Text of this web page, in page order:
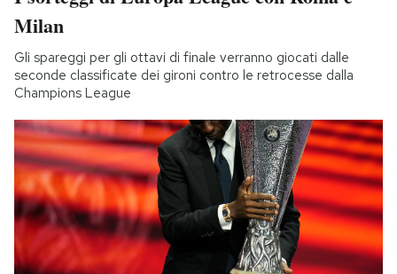
Milan
Gli spareggi per gli ottavi di finale verranno giocati dalle
seconde classificate dei gironi contro le retrocesse dalla
Champions League